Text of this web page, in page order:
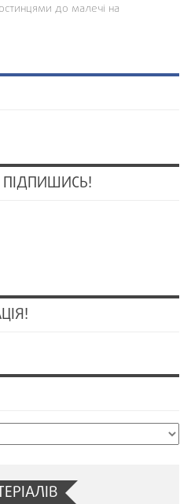
до малечі на
ПІДПИШИСЬ!